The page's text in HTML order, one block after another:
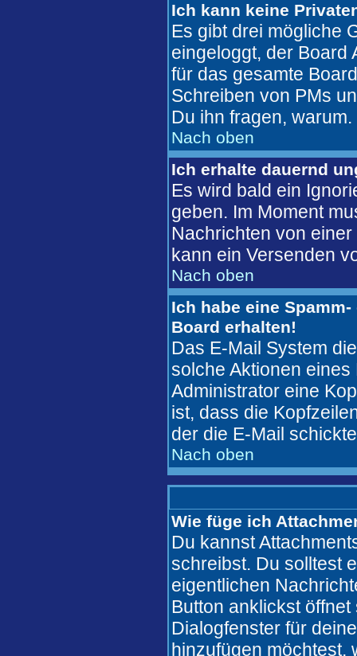
Ich kann keine
Es gibt drei mögliche
eingeloggt, der Board
für das gesamte
Schreiben von PMs
Du ihn fragen, warum.
Nach oben
Ich erhalte dauernd
Es wird bald ein
geben. Im Moment
Nachrichten von
kann ein Versenden
Nach oben
Ich habe eine
Board erhalten!
Das E-Mail System
solche Aktionen
Administrator eine
ist, dass die
der die E-Mail
Nach oben
Wie füge ich
Du kannst
schreibst. Du solltest
eigentlichen
Button anklickst
Dialogfenster für
hinzufügen möchtest,